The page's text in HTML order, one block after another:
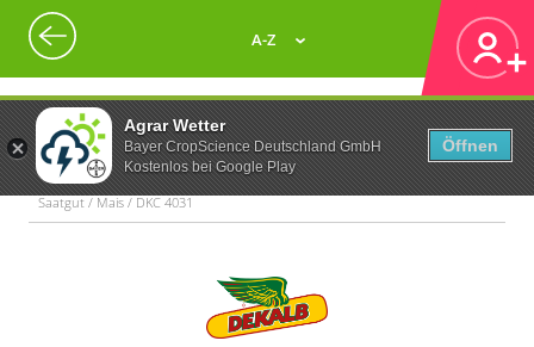
Agrar Wetter
Bayer CropScience Deutschland GmbH
Kostenlos bei Google Play
Öffnen
A-Z
Saatgut / Mais / DKC 4031